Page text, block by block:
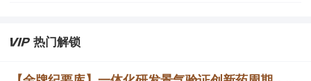
热门解锁